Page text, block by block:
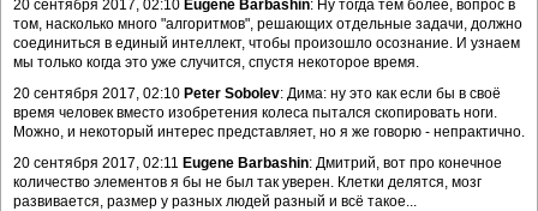
20 сентября 2017, 02:10 Eugene Barbashin: Ну тогда тем более, вопрос в
том, насколько много "алгоритмов", решающих отдельные задачи, должно
соединиться в единый интеллект, чтобы произошло осознание. И узнаем
мы только когда это уже случится, спустя некоторое время.
20 сентября 2017, 02:10 Peter Sobolev: Дима: ну это как если бы в своё
время человек вместо изобретения колеса пытался скопировать ноги.
Можно, и некоторый интерес представляет, но я же говорю - непрактично.
20 сентября 2017, 02:11 Eugene Barbashin: Дмитрий, вот про конечное
количество элементов я бы не был так уверен. Клетки делятся, мозг
развивается, размер у разных людей разный и всё такое...